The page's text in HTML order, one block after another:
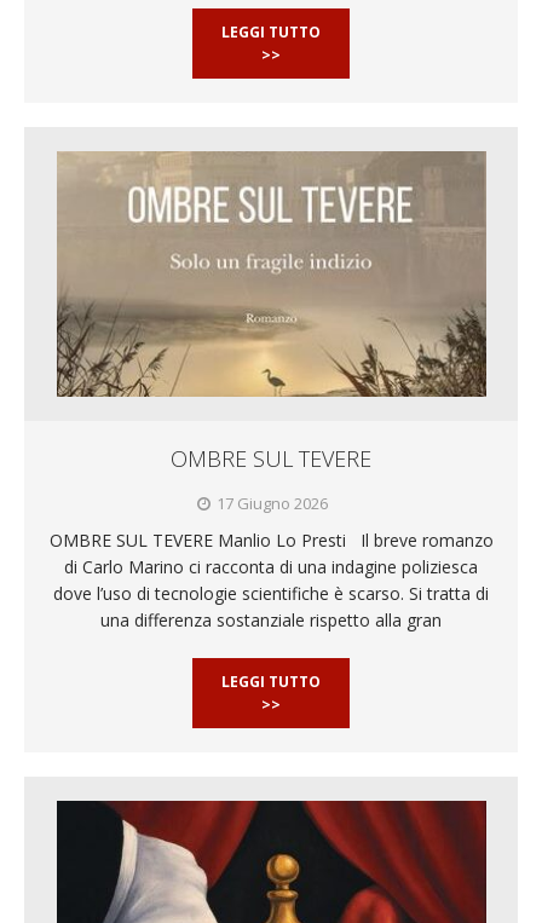
LEGGI TUTTO
>>
OMBRE SUL TEVERE
17 Giugno 2026
OMBRE SUL TEVERE Manlio Lo Presti Il breve romanzo
di Carlo Marino ci racconta di una indagine poliziesca
dove l’uso di tecnologie scientifiche è scarso. Si tratta di
una differenza sostanziale rispetto alla gran
LEGGI TUTTO
>>